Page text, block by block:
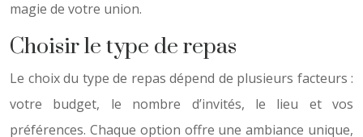
magie de votre union.
Choisir le type de repas
Le choix du type de repas dépend de plusieurs facteurs :
votre budget, le nombre d’invités, le lieu et vos
préférences. Chaque option offre une ambiance unique,